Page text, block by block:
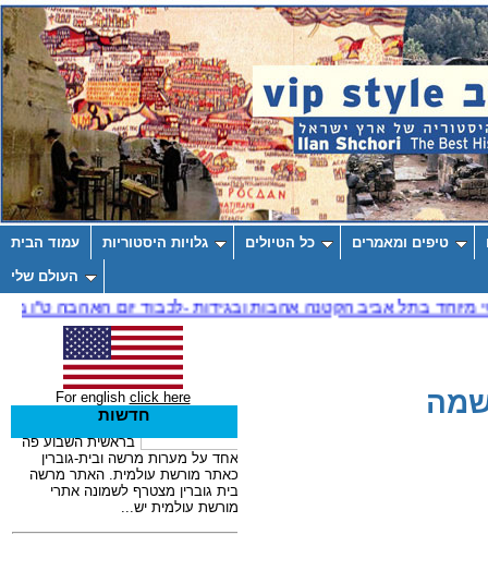
עמוד הבית גלויות היסטוריות כל הטיולים טיפים ומאמרים
העולם שלי
For english click here
חדשות